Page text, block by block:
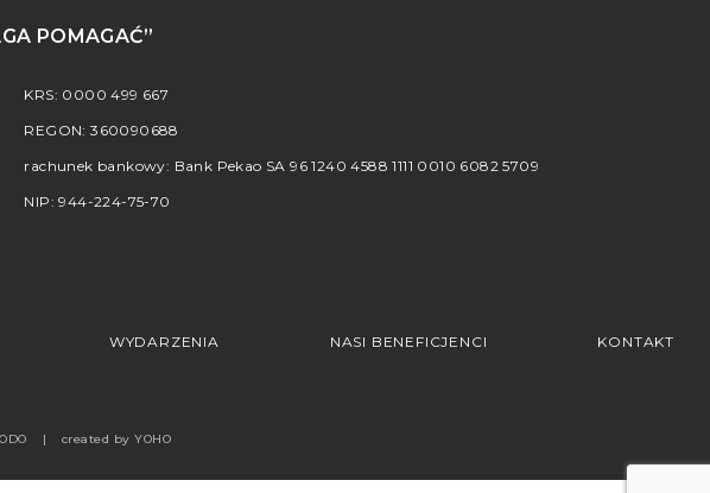
POMAGAĆ”
KRS: 0000 499 667
REGON: 360090688
rachunek bankowy: Bank Pekao SA 96 1240 4588 1111 0010 6082 5709
NIP: 944-224-75-70
WYDARZENIA NASI BENEFICJENCI KONTAKT
created byYOHO